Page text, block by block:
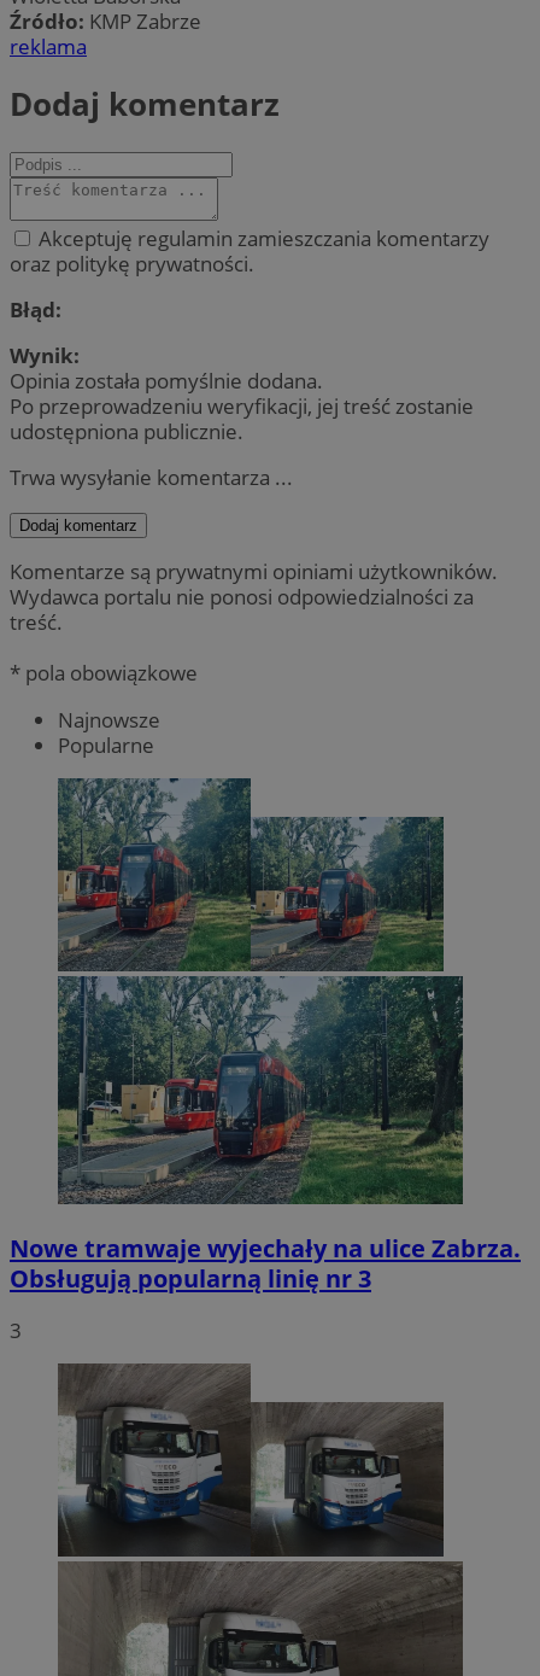
Źródło: KMP Zabrze
reklama
Dodaj komentarz
Akceptuję regulamin zamieszczania komentarzy
oraz politykę prywatności.
Błąd:
Wynik:
Opinia została pomyślnie dodana.
Po przeprowadzeniu weryfikacji, jej treść zostanie
udostępniona publicznie.
Trwa wysyłanie komentarza ...
Dodaj komentarz
Komentarze są prywatnymi opiniami użytkowników.
Wydawca portalu nie ponosi odpowiedzialności za
treść.
* pola obowiązkowe
Najnowsze
Popularne
Nowe tramwaje wyjechały na ulice Zabrza.
Obsługują popularną linię nr 3
3